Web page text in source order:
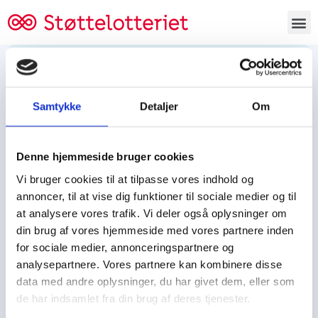
Samtykke Detaljer Om
Denne hjemmeside bruger cookies
Vi bruger cookies til at tilpasse vores indhold og
annoncer, til at vise dig funktioner til sociale medier og til
at analysere vores trafik. Vi deler også oplysninger om
din brug af vores hjemmeside med vores partnere inden
for sociale medier, annonceringspartnere og
analysepartnere. Vores partnere kan kombinere disse
data med andre oplysninger, du har givet dem, eller som
de har indsamlet fra din brug af deres tjenester.
Tjen penge og støt
Tjen penge til:
Spejdere/spejdergruppen/FDF’ere, m.fl.
Kontor
Tjenpengeogstoet.dk
Ejby Industrivej 91
DK – 2600 Glostrup
CVR: 19347508